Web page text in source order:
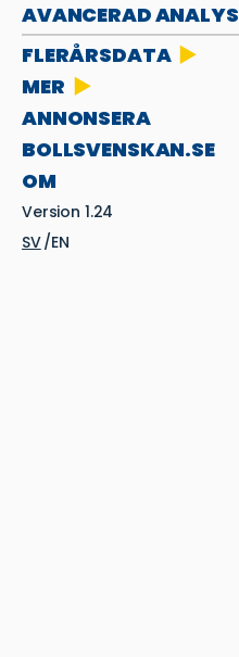
AVANCERAD ANALYS
FLERÅRSDATA
MER
ANNONSERA
BOLLSVENSKAN.SE
OM
Version 1.24
SV EN